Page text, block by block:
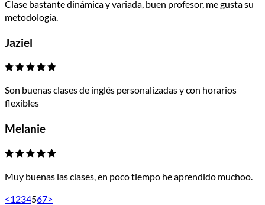
Clase bastante dinámica y variada, buen profesor, me gusta su
metodología.
Jaziel
Son buenas clases de inglés personalizadas y con horarios
flexibles
Melanie
Muy buenas las clases, en poco tiempo he aprendido muchoo.
<1234567>